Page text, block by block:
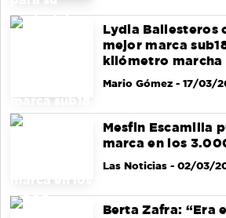
Lydia Ballesteros
mejor marca
kilómetro marcha
Mario Gómez- 17/03/
Mesfin Escamilla
marca en los
Las Noticias- 02/03/
Berta Zafra: “Era